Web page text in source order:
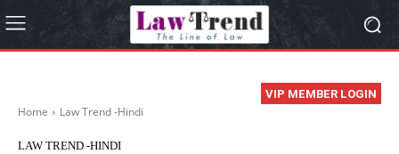
VIP MEMBER LOGIN
Home Law Trend -Hindi
LAW TREND -HINDI